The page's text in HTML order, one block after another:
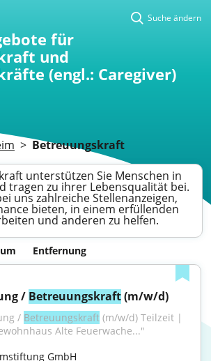
Suche ändern
für
und
(engl.: Caregiver)
> Betreuungskraft
unterstützen Sie Menschen in
tragen zu ihrer Lebensqualität bei.
uns zahlreiche Stellenanzeigen,
bieten, in einem erfüllenden
und anderen zu helfen.
Entfernung
/ Betreuungskraft (m/w/d)
/ Betreuungskraft (m/w/d) Teilzeit |
Alte Feuerwache..."
GmbH